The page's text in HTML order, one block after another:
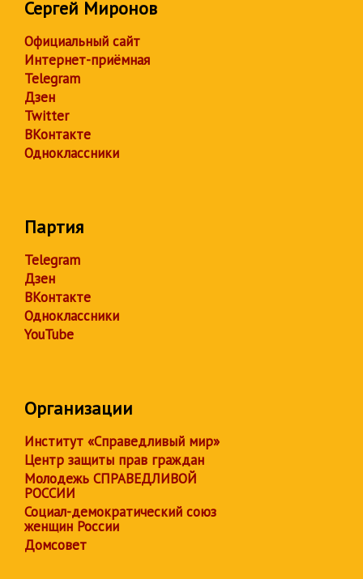
Сергей Миронов
Официальный сайт
Интернет-приёмная
Telegram
Дзен
Twitter
ВКонтакте
Одноклассники
Партия
Telegram
Дзен
ВКонтакте
Одноклассники
YouTube
Организации
Институт «Справедливый мир»
Центр защиты прав граждан
Молодежь СПРАВЕДЛИВОЙ
РОССИИ
Социал-демократический союз
женщин России
Домсовет